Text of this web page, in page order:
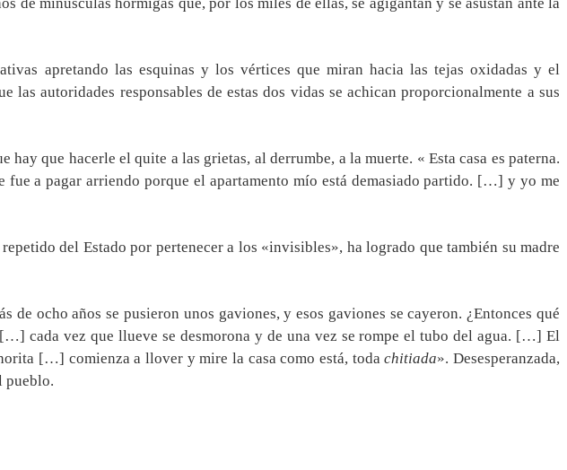
apretando las esquinas y los vértices que miran hacia las tejas oxidadas y el
autoridades responsables de estas dos vidas se achican proporcionalmente a sus
que hacerle el quite a las grietas, al derrumbe, a la muerte. « Esta casa es paterna.
a pagar arriendo porque el apartamento mío está demasiado partido. […] y yo me
del Estado por pertenecer a los «invisibles», ha logrado que también su madre
ocho años se pusieron unos gaviones, y esos gaviones se cayeron. ¿Entonces qué
cada vez que llueve se desmorona y de una vez se rompe el tubo del agua. […] El
[…] comienza a llover y mire la casa como está, todachitiada». Desesperanzada,
pueblo.